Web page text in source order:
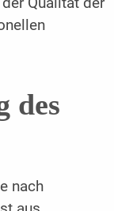
des
nach